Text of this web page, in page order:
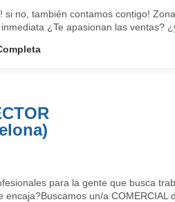
no, también contamos contigo!
¿Te apasionan las ventas?
para la gente que busca
un/a COMERCIAL